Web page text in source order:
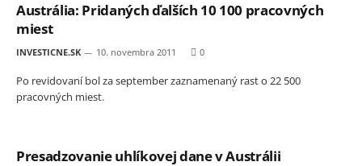
Austrália: Pridaných ďalších 10 100 pracovných
miest
INVESTICNE.SK 10. novembra 2011 0
Po revidovaní bol za september zaznamenaný rast o 22 500
pracovných miest.
Presadzovanie uhlíkovej dane v Austrálii